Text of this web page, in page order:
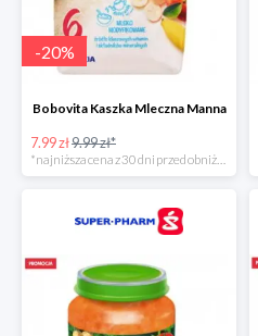
-20%
Bobovita Kaszka Mleczna Manna
7.99 zł9.99 zł*